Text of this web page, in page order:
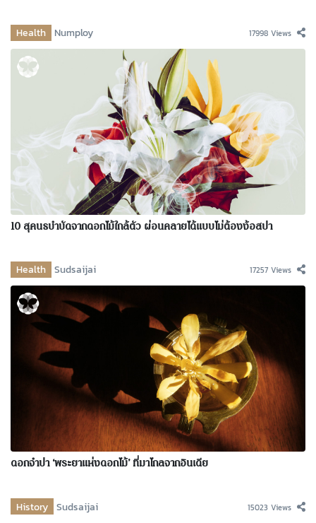
Health Numploy 17998 Views
10 สุคนธบำบัดจากดอกไม้ใกล้ตัว ผ่อนคลายได้แบบไม่ต้องง้อสปา
Health Sudsaijai 17257 Views
ดอกจำปา ‘พระยาแห่งดอกไม้’ ที่มาไกลจากอินเดีย
History Sudsaijai 15023 Views